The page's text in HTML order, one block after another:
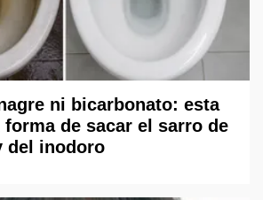
ni bicarbonato: esta
forma de sacar el sarro de
del inodoro